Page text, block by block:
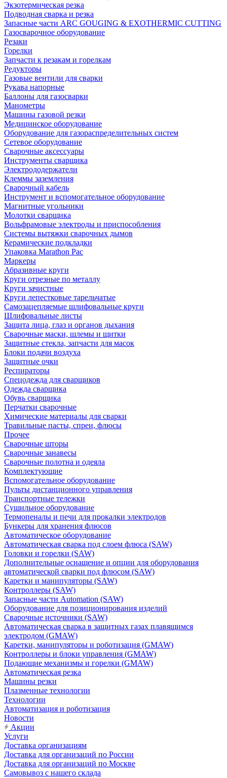
Экзотермическая резка
Подводная сварка и резка
Запасные части ARC GOUGING & EXOTHERMIC CUTTING
Газосварочное оборудование
Резаки
Горелки
Запчасти к резакам и горелкам
Редукторы
Газовые вентили для сварки
Рукава напорные
Баллоны для газосварки
Манометры
Машины газовой резки
Медицинское оборудование
Оборудование для газораспределительных систем
Сетевое оборудование
Сварочные аксессуары
Инструменты сварщика
Электрододержатели
Клеммы заземления
Сварочный кабель
Инструмент и вспомогательное оборудование
Магнитные угольники
Молотки сварщика
Вольфрамовые электроды и приспособления
Системы вытяжки сварочных дымов
Керамические подкладки
Упаковка Marathon Pac
Маркеры
Абразивные круги
Круги отрезные по металлу
Круги зачистные
Круги лепестковые тарельчатые
Самозацепляемые шлифовальные круги
Шлифовальные листы
Защита лица, глаз и органов дыхания
Сварочные маски, шлемы и щитки
Защитные стекла, запчасти для масок
Блоки подачи воздуха
Защитные очки
Респираторы
Спецодежда для сварщиков
Одежда сварщика
Обувь сварщика
Перчатки сварочные
Химические материалы для сварки
Травильные пасты, спреи, флюсы
Прочее
Сварочные шторы
Сварочные занавесы
Сварочные полотна и одеяла
Комплектующие
Вспомогательное оборудование
Пульты дистанционного управления
Транспортные тележки
Сушильное оборудование
Термопеналы и печи для прокалки электродов
Бункеры для хранения флюсов
Автоматическое оборудование
Автоматическая сварка под слоем флюса (SAW)
Головки и горелки (SAW)
Дополнительные оснащение и опции для оборудования
автоматической сварки под флюсом (SAW)
Каретки и манипуляторы (SAW)
Контроллеры (SAW)
Запасные части Automation (SAW)
Оборудование для позиционирования изделий
Сварочные источники (SAW)
Автоматическая сварка в защитных газах плавящимся
электродом (GMAW)
Каретки, манипуляторы и роботизация (GMAW)
Контроллеры и блоки управления (GMAW)
Подающие механизмы и горелки (GMAW)
Автоматическая резка
Машины резки
Плазменные технологии
Технологии
Автоматизация и роботизация
Новости
Акции
Услуги
Доставка организациям
Доставка для организаций по России
Доставка для организаций по Москве
Самовывоз с нашего склада